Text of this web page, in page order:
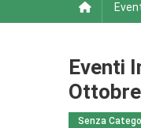
Eventi
Senza